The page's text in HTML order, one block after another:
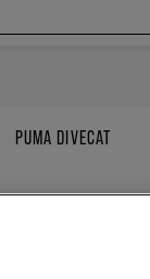
PUMA DIVECAT